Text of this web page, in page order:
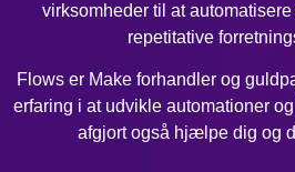
virksomheder til at
repetitative
Flows er Make forhandler og
erfaring i at udvikle automationer
afgjort også hjælpe dig og